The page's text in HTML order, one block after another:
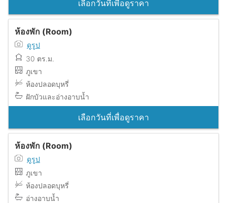
เลือกวันที่เพื่อดูราคา
ห้องพัก (Room)
ดูรูป
30 ตร.ม.
ภูเขา
ห้องปลอดบุหรี่
ฝักบัวและอ่างอาบน้ำ
เลือกวันที่เพื่อดูราคา
ห้องพัก (Room)
ดูรูป
ภูเขา
ห้องปลอดบุหรี่
อ่างอาบน้ำ